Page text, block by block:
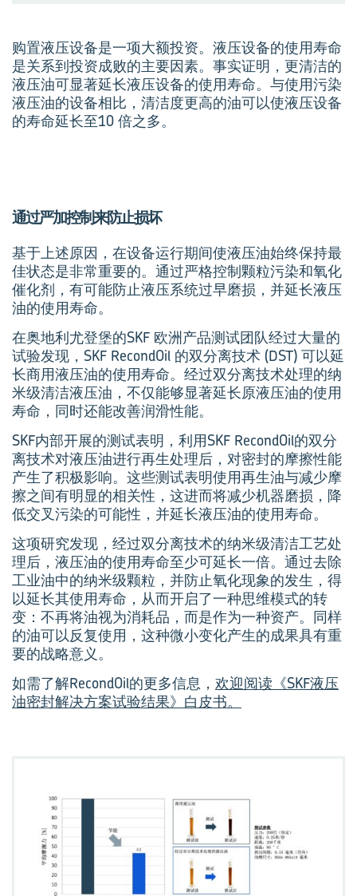
购置液压设备是一项大额投资。液压设备的使用寿命
是关系到投资成败的主要因素。事实证明，更清洁的
液压油可显著延长液压设备的使用寿命。与使用污染
液压油的设备相比，清洁度更高的油可以使液压设备
的寿命延长至10 倍之多。
通过严加控制来防止损坏
基于上述原因，在设备运行期间使液压油始终保持最
佳状态是非常重要的。通过严格控制颗粒污染和氧化
催化剂，有可能防止液压系统过早磨损，并延长液压
油的使用寿命。
在奥地利尤登堡的SKF 欧洲产品测试团队经过大量的
试验发现，SKF RecondOil 的双分离技术 (DST) 可以延
长商用液压油的使用寿命。经过双分离技术处理的纳
米级清洁液压油，不仅能够显著延长原液压油的使用
寿命，同时还能改善润滑性能。
SKF内部开展的测试表明，利用SKF RecondOil的双分
离技术对液压油进行再生处理后，对密封的摩擦性能
产生了积极影响。这些测试表明使用再生油与减少摩
擦之间有明显的相关性，这进而将减少机器磨损，降
低交叉污染的可能性，并延长液压油的使用寿命。
这项研究发现，经过双分离技术的纳米级清洁工艺处
理后，液压油的使用寿命至少可延长一倍。通过去除
工业油中的纳米级颗粒，并防止氧化现象的发生，得
以延长其使用寿命，从而开启了一种思维模式的转
变：不再将油视为消耗品，而是作为一种资产。同样
的油可以反复使用，这种微小变化产生的成果具有重
要的战略意义。
如需了解RecondOil的更多信息， 欢迎阅读《SKF液压
油密封解决方案试验结果》白皮书。